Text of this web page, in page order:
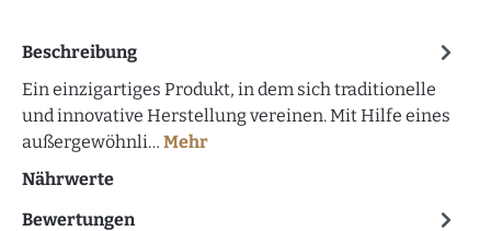
Beschreibung
Ein einzigartiges Produkt, in dem sich traditionelle
und innovative Herstellung vereinen. Mit Hilfe eines
außergewöhnli… Mehr
Nährwerte
Bewertungen